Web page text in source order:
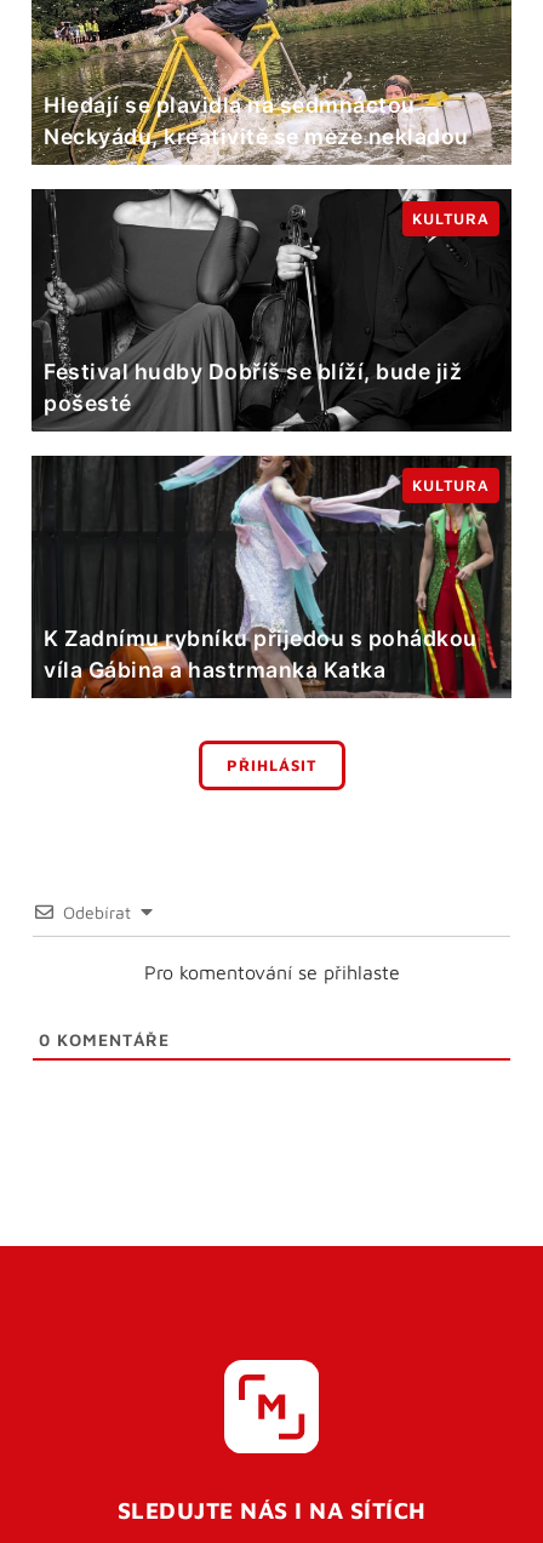
Hledají se plavidla na sedmnáctou
Neckyádu, kreativitě se meze nekladou
Festival hudby Dobříš se blíží, bude již
pošesté
KULTURA
K Zadnímu rybníku přijedou s pohádkou
víla Gábina a hastrmanka Katka
KULTURA
PŘIHLÁSIT
Odebírat
Pro komentování se přihlaste
0 KOMENTÁŘE
SLEDUJTE NÁS I NA SÍTÍCH